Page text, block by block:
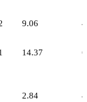
9.06
14.37
2.84